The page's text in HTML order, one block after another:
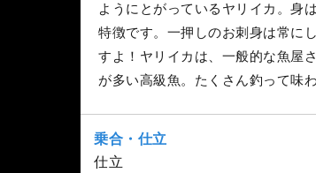
ようにとがっているヤリイカ。身
特徴です。一押しのお刺身は常に
すよ！ヤリイカは、一般的な魚屋
が多い高級魚。たくさん釣って味
乗合・仕立
仕立